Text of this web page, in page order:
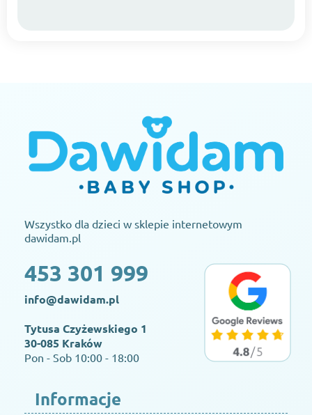
Wszystko dla dzieci w sklepie internetowym
dawidam.pl
453 301 999
info@dawidam.pl
Tytusa Czyżewskiego 1
30-085 Kraków
Pon - Sob 10:00 - 18:00
Informacje